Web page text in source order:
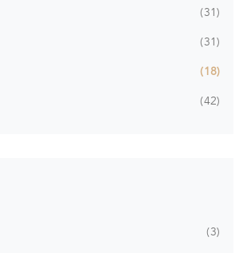
31
31
18
42
3